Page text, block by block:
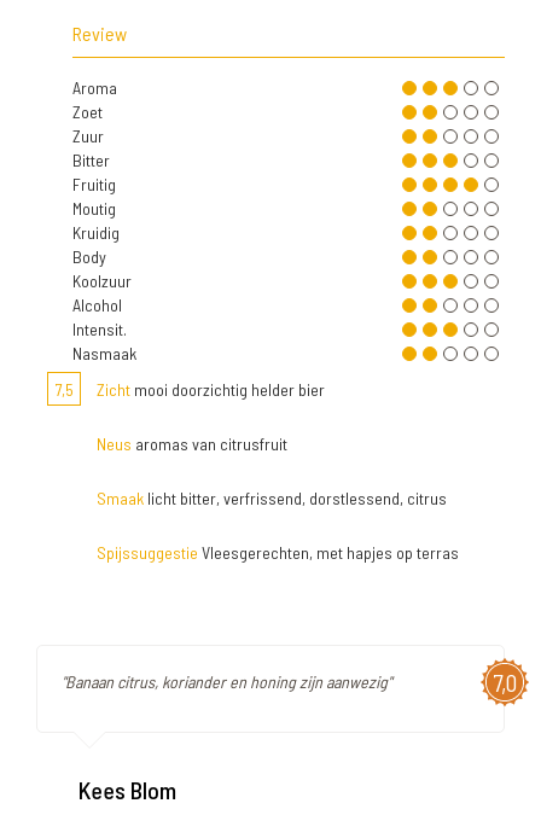
Review
Aroma
Zoet
Zuur
Bitter
Fruitig
Moutig
Kruidig
Body
Koolzuur
Alcohol
Intensit.
Nasmaak
7,5
Zicht mooi doorzichtig helder bier
Neus aromas van citrusfruit
Smaak licht bitter, verfrissend, dorstlessend, citrus
Spijssuggestie Vleesgerechten, met hapjes op terras
7,0
"Banaan citrus, koriander en honing zijn aanwezig"
Kees Blom